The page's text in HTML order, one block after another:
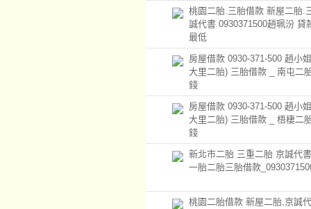
桃園二胎.三胎借款 新屋二胎.
誠代書 0930371500趙珮汾 貸
最低
房屋借款 0930-371-500 趙小
大里二胎) 三胎借款 _ 南屯二
錢
房屋借款 0930-371-500 趙小
大里二胎) 三胎借款 _ 梧棲二
錢
新北市二胎 三重二胎 京誠代
一胎二胎三胎借款
桃園二胎借款 新屋二胎,京誠